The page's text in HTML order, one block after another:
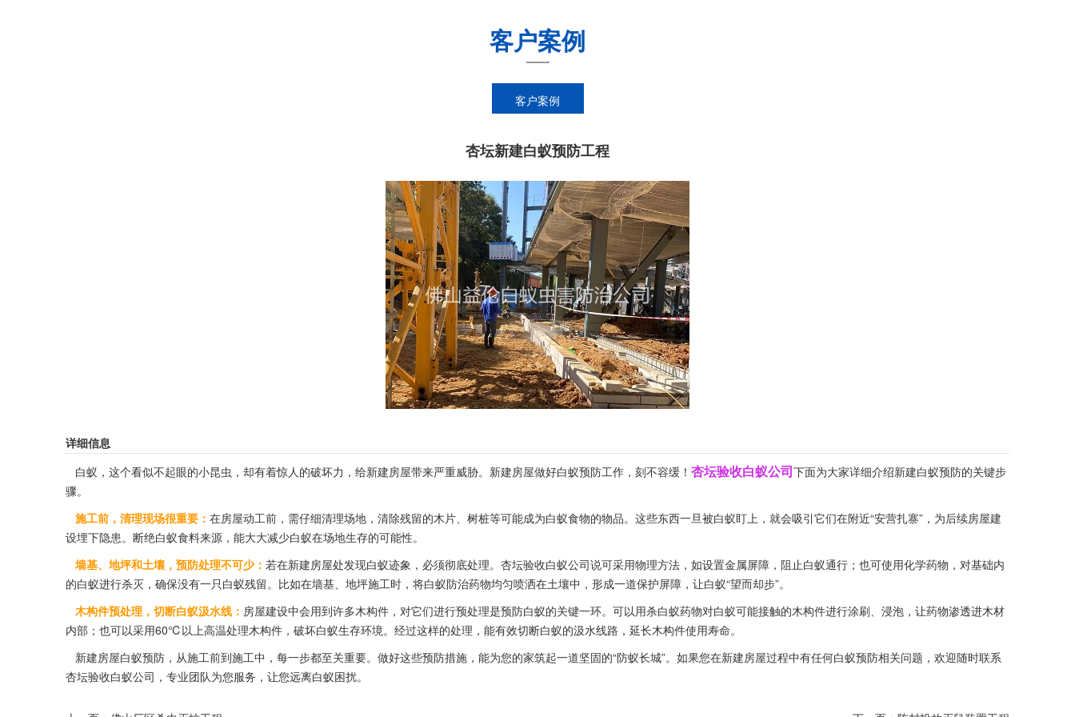
客户案例
客户案例
杏坛新建白蚁预防工程
详细信息
白蚁，这个看似不起眼的小昆虫，却有着惊人的破坏力，给新建房屋带来严重威胁。新建房屋做好白蚁预防工作，刻不容缓！ 杏坛验收白蚁公司下面为大家详细介绍新建白蚁预防的关键步
骤。
施工前，清理现场很重要： 在房屋动工前，需仔细清理场地，清除残留的木片、树桩等可能成为白蚁食物的物品。这些东西一旦被白蚁盯上，就会吸引它们在附近“安营扎寨”，为后续房屋建
设埋下隐患。断绝白蚁食料来源，能大大减少白蚁在场地生存的可能性。
墙基、地坪和土壤，预防处理不可少： 若在新建房屋处发现白蚁迹象，必须彻底处理。杏坛验收白蚁公司说可采用物理方法，如设置金属屏障，阻止白蚁通行；也可使用化学药物，对基础内
的白蚁进行杀灭 ，确保没有一只白蚁残留。比如在墙基、地坪施工时，将白蚁防治药物均匀喷洒在土壤中，形成一道保护屏障，让白蚁“望而却步”。
木构件预处理，切断白蚁汲水线： 房屋建设中会用到许多木构件，对它们进行预处理是预防白蚁的关键一环。可以用杀白蚁药物对白蚁可能接触的木构件进行涂刷、浸泡，让药物渗透进木材
内部；也可以采用60℃以上高温处理木构件，破坏白蚁生存环境。经过这样的处理，能有效切断白蚁的汲水线路，延长木构件使用寿命。
新建房屋白蚁预防，从施工前到施工中，每一步都至关重要。做好这些预防措施，能为您的家筑起一道坚固的“防蚁长城”。如果您在新建房屋过程中有任何白蚁预防相关问题，欢迎随时联系
杏坛验收白蚁公司，专业团队为您服务，让您远离白蚁困扰。